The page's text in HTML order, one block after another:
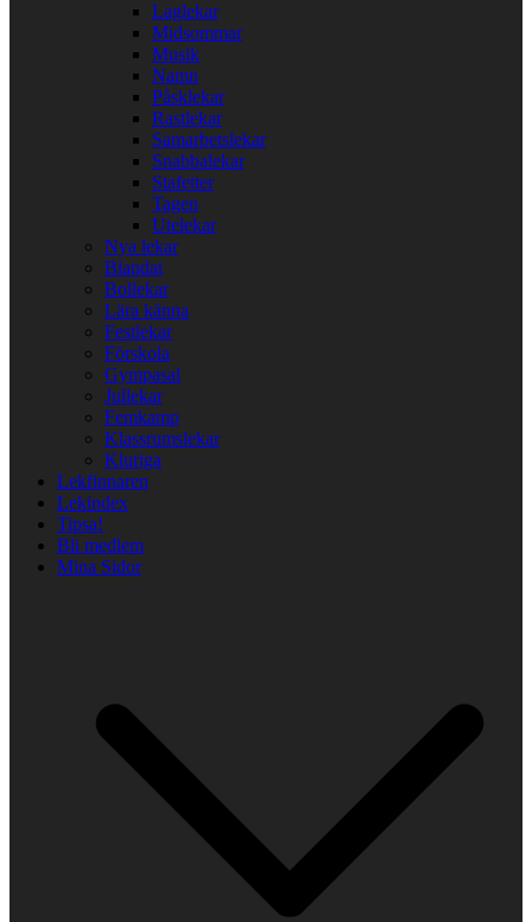
Laglekar
Midsommar
Musik
Namn
Påsklekar
Rastlekar
Samarbetslekar
Snabbalekar
Stafetter
Tagen
Utelekar
Nya lekar
Blandat
Bollekar
Lära känna
Festlekar
Förskola
Gympasal
Jullekar
Femkamp
Klassrumslekar
Kluriga
Lekfinnaren
Lekindex
Tipsa!
Bli medlem
Mina Sidor